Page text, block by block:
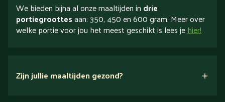
We bieden bijna al onze maaltijden in drie
portiegroottesaan: 350, 450 en 600 gram. Meer over
welke portie voor jou het meest geschikt is lees jehier!
Zijn jullie maaltijden gezond?